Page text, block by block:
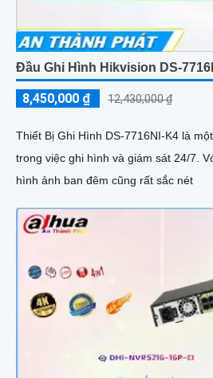
Đầu Ghi Hình Hikvision DS-
8,450,000 ₫ 12,430,000 ₫
Thiết Bị Ghi Hình DS-7716NI-K4 là
trong việc ghi hình và giám sát 24/7. Với độ phân giải 8.0 MP,
hình ảnh ban đêm cũng rất sắc nét